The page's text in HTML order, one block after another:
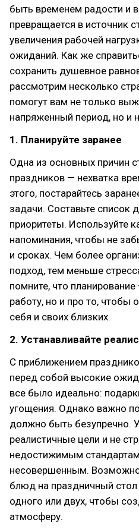
быть временем радости и
превращается в источник
увеличения рабочей
ожиданий. Как же
сохранить душевное
рассмотрим несколько
помогут вам не только
напряженный период, но и
1. Планируйте заранее
Одна из основных причин
праздников — нехватка
этого, постарайтесь
задачи. Составьте список
приоритеты. Используйте
напоминания, чтобы не
и сроках. Чем более
подход, тем меньше
помните, что
работу, но и про то, чтобы
себя и своих близких.
2. Устанавливайте
С приближением
перед собой высокие
все было идеально:
угощения. Однако важно
должно быть безупречно.
реалистичные цели и не
недостижимым
несовершенным.
блюд на праздничный
одного или двух, чтобы
атмосферу.